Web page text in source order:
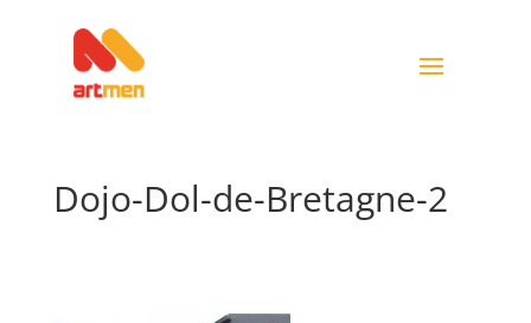
Dojo-Dol-de-Bretagne-2